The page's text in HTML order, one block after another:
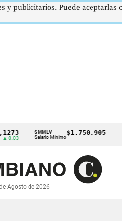
SMMLV
Salario Mínimo
$1.750.905 BRENT
Petróleo
Agosto de 2026
y publicitarios. Puede aceptarlas